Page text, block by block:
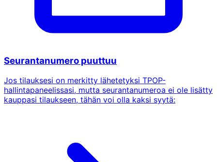
Seurantanumero puuttuu
Jos tilauksesi on merkitty lähetetyksi TPOP-
hallintapaneelissasi, mutta seurantanumeroa ei ole lisätty
kauppasi tilaukseen, tähän voi olla kaksi syytä: